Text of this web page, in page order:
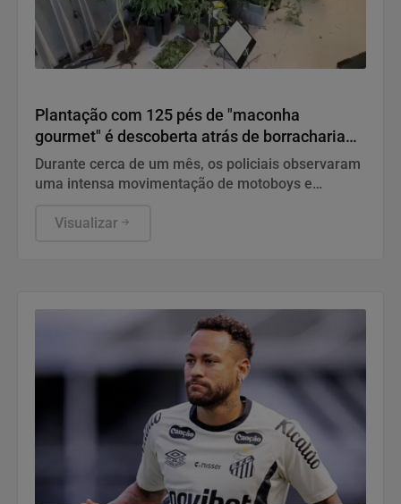
Plantação com 125 pés de "maconha
gourmet" é descoberta atrás de borracharia
em São Vicente; VÍDEO
Durante cerca de um mês, os policiais observaram
uma intensa movimentação de motoboys e
local.Visualizar